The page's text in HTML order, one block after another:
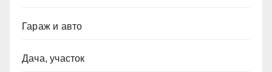
Гараж и авто
Дача, участок